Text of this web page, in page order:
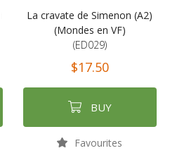
La cravate de Simenon (A2)
(Mondes en VF)
(ED029)
$17.50
BUY
Favourites